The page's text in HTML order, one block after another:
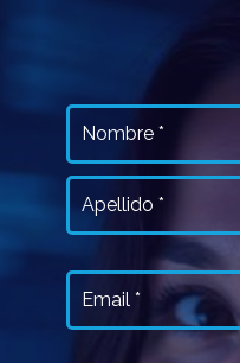
Nombre
y
Apellido
Nombre
Email
(Obligatorio)